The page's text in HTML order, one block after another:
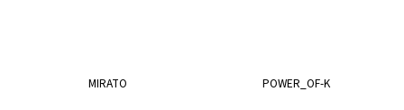
MIRATO POWER_OF-K